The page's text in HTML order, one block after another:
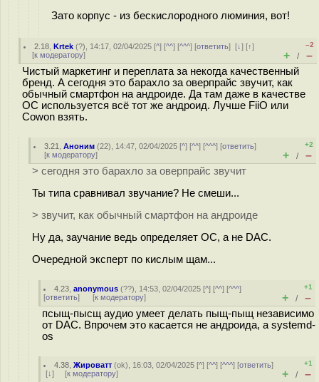
Зато корпус - из бескислородного люминия, вот!
2.18 ,Krtek (?), 14:17, 02/04/2025 [^] [^^] [^^^] [ответить][↓] [↑]
[к модератору]
–2
+ / –
Чистый маркетинг и переплата за некогда качественный
бренд. А сегодня это барахло за оверпрайс звучит, как
обычный смартфон на андроиде. Да там даже в качестве
ОС используется всё тот же андроид. Лучше FiiO или
Cowon взять.
3.21 ,Аноним (22), 14:47, 02/04/2025 [^] [^^] [^^^] [ответить]
[к модератору]
+2
+ / –
> сегодня это барахло за оверпрайс звучит
Ты типа сравнивал звучание? Не смеши...
> звучит, как обычный смартфон на андроиде
Ну да, заучание ведь определяет ОС, а не DAC.
Очередной эксперт по кислым щам...
4.23 ,anonymous (??), 14:53, 02/04/2025 [^] [^^] [^^^]
[ответить] [к модератору]
+1
+ / –
псыщ-пысщ аудио умеет делать пыщ-пыщ независимо
от DAC. Впрочем это касается не андроида, а systemd-
os
4.38 ,Жироватт (ok), 16:03, 02/04/2025 [^] [^^] [^^^] [ответить]
[↓] [к модератору]
+1
+ / –